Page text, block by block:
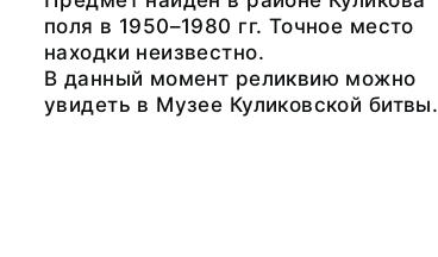
поля в 1950–1980 гг. Точное место
находки неизвестно.
В данный момент реликвию можно
увидеть в Музее Куликовской битвы.